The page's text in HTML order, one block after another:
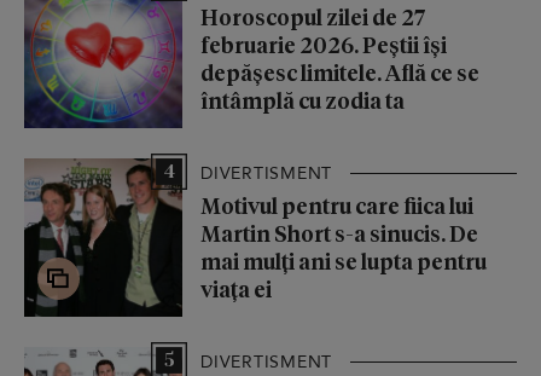
Horoscopul zilei de 27
februarie 2026. Peștii își
depășesc limitele. Află ce se
întâmplă cu zodia ta
4 DIVERTISMENT
Motivul pentru care fiica lui
Martin Short s-a sinucis. De
mai mulți ani se lupta pentru
viața ei
5 DIVERTISMENT